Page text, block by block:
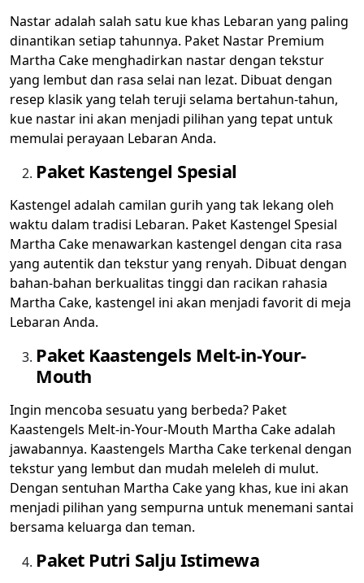
Nastar adalah salah satu kue khas Lebaran yang paling
dinantikan setiap tahunnya. Paket Nastar Premium
Martha Cake menghadirkan nastar dengan tekstur
yang lembut dan rasa selai nan lezat. Dibuat dengan
resep klasik yang telah teruji selama bertahun-tahun,
kue nastar ini akan menjadi pilihan yang tepat untuk
memulai perayaan Lebaran Anda.
Paket Kastengel Spesial
Kastengel adalah camilan gurih yang tak lekang oleh
waktu dalam tradisi Lebaran. Paket Kastengel Spesial
Martha Cake menawarkan kastengel dengan cita rasa
yang autentik dan tekstur yang renyah. Dibuat dengan
bahan-bahan berkualitas tinggi dan racikan rahasia
Martha Cake, kastengel ini akan menjadi favorit di meja
Lebaran Anda.
Paket Kaastengels Melt-in-Your-
Mouth
Ingin mencoba sesuatu yang berbeda? Paket
Kaastengels Melt-in-Your-Mouth Martha Cake adalah
jawabannya. Kaastengels Martha Cake terkenal dengan
tekstur yang lembut dan mudah meleleh di mulut.
Dengan sentuhan Martha Cake yang khas, kue ini akan
menjadi pilihan yang sempurna untuk menemani santai
bersama keluarga dan teman.
Paket Putri Salju Istimewa